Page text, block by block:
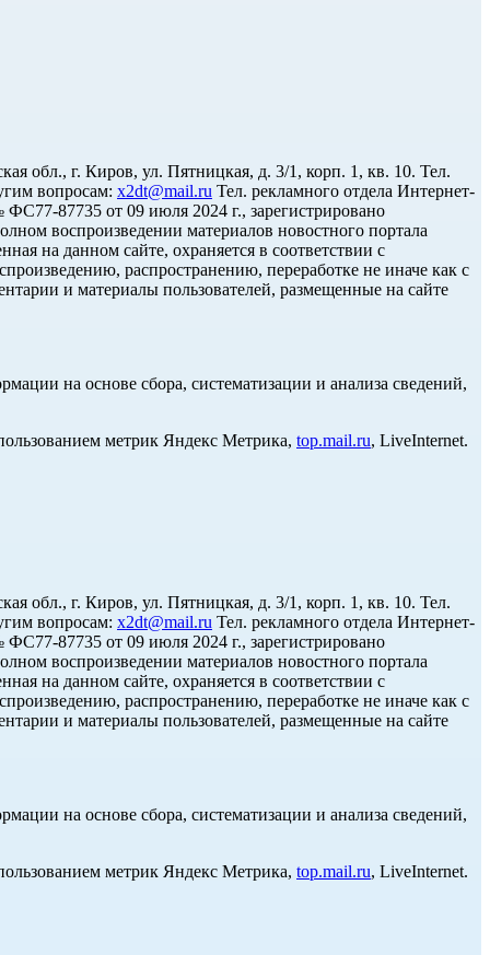
обл., г. Киров, ул. Пятницкая, д. 3/1, корп. 1, кв. 10. Тел.
вопросам: x2dt@mail.ru Тел. рекламного отдела Интернет-
87735 от 09 июля 2024 г., зарегистрировано
воспроизведении материалов новостного портала
на данном сайте, охраняется в соответствии с
распространению, переработке не иначе как с
и материалы пользователей, размещенные на сайте
на основе сбора, систематизации и анализа сведений,
метрик Яндекс Метрика, top.mail.ru, LiveInternet.
обл., г. Киров, ул. Пятницкая, д. 3/1, корп. 1, кв. 10. Тел.
вопросам: x2dt@mail.ru Тел. рекламного отдела Интернет-
87735 от 09 июля 2024 г., зарегистрировано
воспроизведении материалов новостного портала
на данном сайте, охраняется в соответствии с
распространению, переработке не иначе как с
и материалы пользователей, размещенные на сайте
на основе сбора, систематизации и анализа сведений,
метрик Яндекс Метрика, top.mail.ru, LiveInternet.